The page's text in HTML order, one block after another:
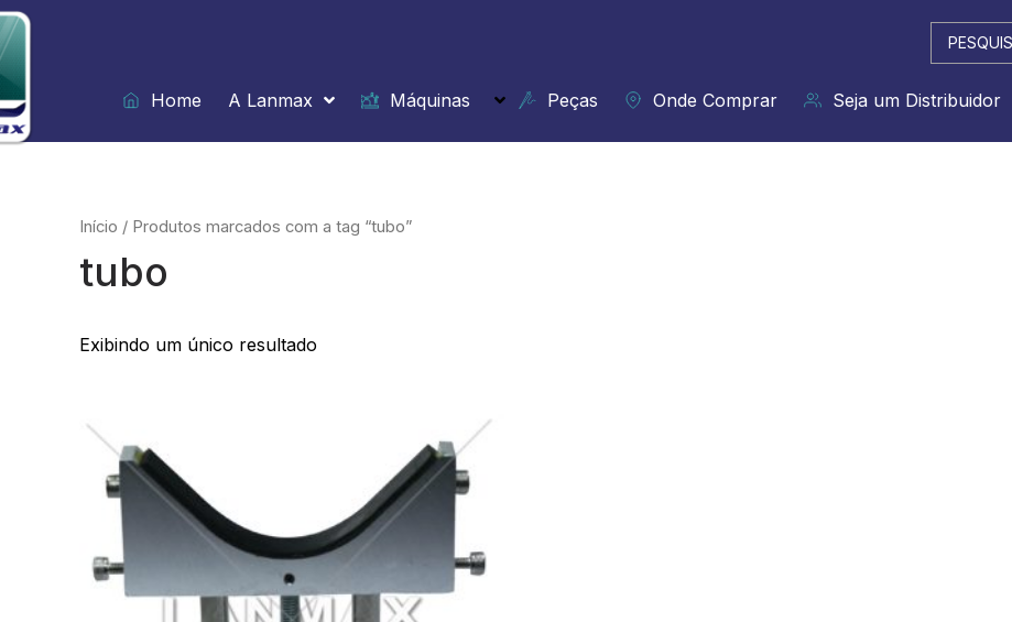
Ir
para
o
conteúdo
Pesquisar
...
Home
A Lanmax Máquinas Peças Onde Comprar Seja um Distribuidor
Início / Produtos marcados com a tag “tubo”
tubo
Exibindo um único resultado